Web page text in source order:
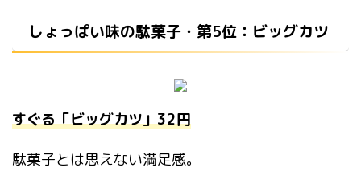
しょっぱい味の駄菓子・第5位：ビッグカツ
すぐる「ビッグカツ」32円
駄菓子とは思えない満足感。